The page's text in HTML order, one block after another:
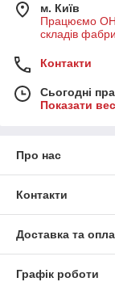
м. Київ
Працюємо
складів
Контакти
Сьогодні
Показати
Про нас
Контакти
Доставка та
Графік роботи